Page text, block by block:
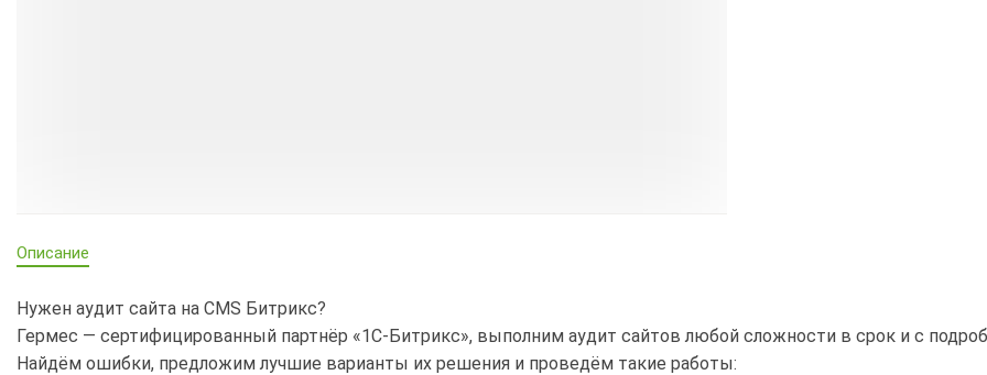
Описание
Нужен аудит сайта на CMS Битрикс?
Гермес — сертифицированный партнёр «1С-Битрикс», выполним аудит сайтов любой сложности в срок и с
Найдём ошибки, предложим лучшие варианты их решения и проведём такие работы: